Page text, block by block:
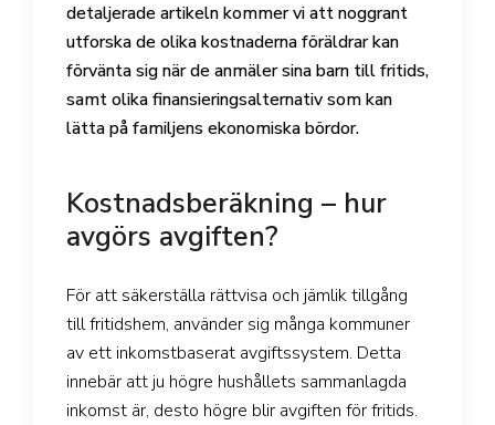
detaljerade artikeln kommer vi att noggrant
utforska de olika kostnaderna föräldrar kan
förvänta sig när de anmäler sina barn till fritids,
samt olika finansieringsalternativ som kan
lätta på familjens ekonomiska bördor.
Kostnadsberäkning – hur
avgörs avgiften?
För att säkerställa rättvisa och jämlik tillgång
till fritidshem, använder sig många kommuner
av ett inkomstbaserat avgiftssystem. Detta
innebär att ju högre hushållets sammanlagda
inkomst är, desto högre blir avgiften för fritids.